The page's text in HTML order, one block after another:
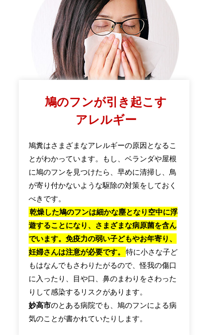
鳩のフンが引き起こす
アレルギー
鳩糞はさまざまなアレルギーの原因となるこ
とがわかっています。もし、ベランダや屋根
に鳩のフンを見つけたら、早めに清掃し、鳥
が寄り付かないような駆除の対策をしておく
べきです。
乾燥した鳩のフンは細かな塵となり空中に浮
遊することになり、さまざまな病原菌を含ん
でいます。免疫力の弱い子どもやお年寄り、
妊婦さんは注意が必要です。
特に小さな子ど
もはなんでもさわりたがるので、怪我の傷口
に入ったり、目や口、鼻のまわりをさわった
りして感染するリスクがあります。
妙高市のとある病院でも、鳩のフンによる病
気のことが書かれていたりします。